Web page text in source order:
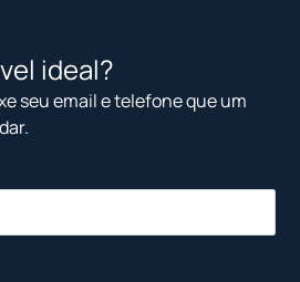
ideal?
seu email e telefone que um